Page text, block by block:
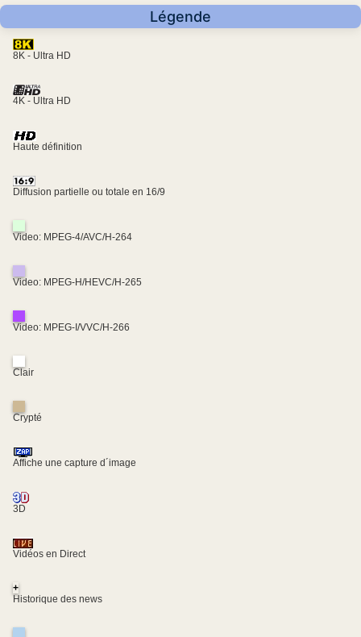
Légende
8K - Ultra HD
4K - Ultra HD
Haute définition
Diffusion partielle ou totale en 16/9
Video: MPEG-4/AVC/H-264
Video: MPEG-H/HEVC/H-265
Video: MPEG-I/VVC/H-266
Clair
Crypté
Affiche une capture d´image
3D
Vidéos en Direct
+
Historique des news